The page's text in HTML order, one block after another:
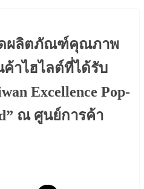
ดผลิตภัณฑ์คุณภาพ
าไฮไลต์ที่ได้รับ
Excellence Pop-
ณ ศูนย์การค้า